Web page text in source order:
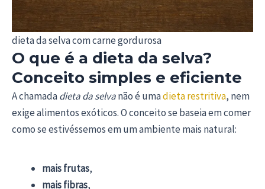
dieta da selva com carne gordurosa
O que é a dieta da selva?
Conceito simples e eficiente
A chamadadieta da selvanão é umadieta restritiva, nem
exige alimentos exóticos. O conceito se baseia em comer
como se estivéssemos em um ambiente mais natural:
mais frutas,
mais fibras,